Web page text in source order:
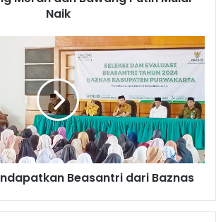
Naik
Beasantri dari Baznas